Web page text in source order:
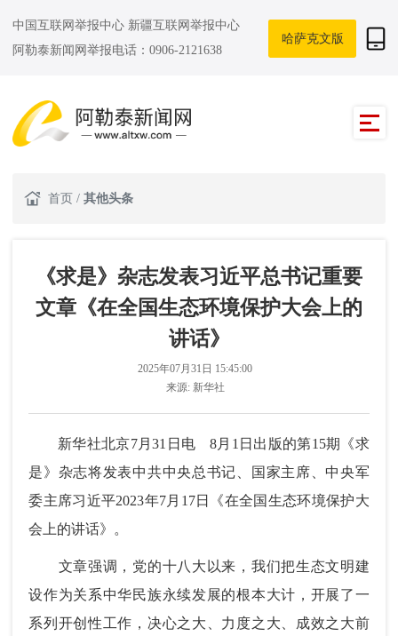
中国互联网举报中心 新疆互联网举报中心
阿勒泰新闻网举报电话：0906-2121638
哈萨克文版
首页 / 其他头条
《求是》杂志发表习近平总书记重要
文章《在全国生态环境保护大会上的
讲话》
2025年07月31日 15:45:00
来源: 新华社
新华社北京7月31日电 8月1日出版的第15期《求
是》杂志将发表中共中央总书记、国家主席、中央军
委主席习近平2023年7月17日《在全国生态环境保护大
会上的讲话》。
文章强调，党的十八大以来，我们把生态文明建
设作为关系中华民族永续发展的根本大计，开展了一
系列开创性工作，决心之大、力度之大、成效之大前